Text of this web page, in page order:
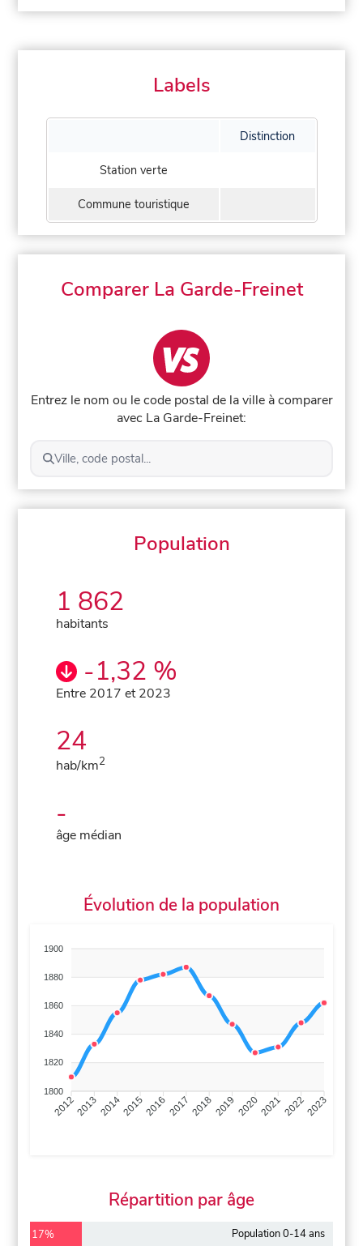
Labels
Distinction
Station verte
Commune touristique
Comparer La Garde-Freinet
Entrez le nom ou le code postal de la ville à comparer
avec La Garde-Freinet:
Ville, code postal...
Population
1 862
habitants
-1,32 %
Entre 2017 et 2023
24
hab/km2
-
âge médian
Évolution de la population
1900
1880
1860
1840
1820
1800
201220132014201520162017 20182019 2020202120222023
Répartition par âge
17% Population 0-14 ans